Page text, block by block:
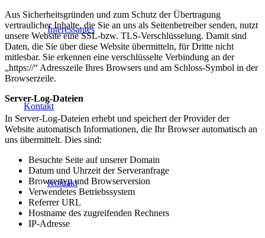
Interessantes
Kontakt
Kontakt
Aus Sicherheitsgründen und zum Schutz der Übertragung
vertraulicher Inhalte, die Sie an uns als Seitenbetreiber senden, nutzt
unsere Website eine SSL-bzw. TLS-Verschlüsselung. Damit sind
Daten, die Sie über diese Website übermitteln, für Dritte nicht
mitlesbar. Sie erkennen eine verschlüsselte Verbindung an der
„https://“ Adresszeile Ihres Browsers und am Schloss-Symbol in der
Browserzeile.
Server-Log-Dateien
In Server-Log-Dateien erhebt und speichert der Provider der
Website automatisch Informationen, die Ihr Browser automatisch an
uns übermittelt. Dies sind:
Besuchte Seite auf unserer Domain
Datum und Uhrzeit der Serveranfrage
Browsertyp und Browserversion
Verwendetes Betriebssystem
Referrer URL
Hostname des zugreifenden Rechners
IP-Adresse